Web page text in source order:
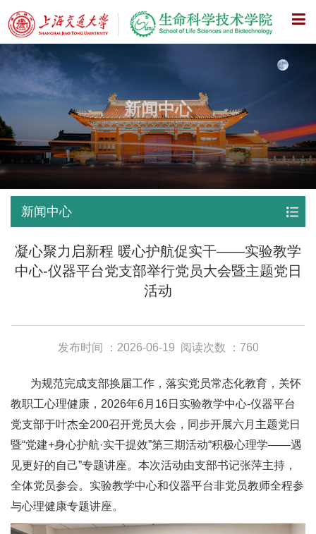
X
新闻中心
新闻中心
凝心聚力启新程 暖心护航促实干——实验教学
中心-仪器平台党支部举行党员大会暨主题党日
活动
发布时间 ：2026-06-19 阅读次数 ：760
为规范完成支部换届工作，落实党员常态化教育，关怀
教职工心理健康，2026年6月16日实验教学中心-仪器平台
党支部于叶杰全200召开党员大会，同步开展六月主题党日
暨“党建+身心护航·实干提效”第三期活动“积极心理学——遇
见更好的自己”专题讲座。本次活动由支部书记张萍主持，
全体党员参会。实验教学中心和仪器平台非党员教师全程参
与心理健康专题讲座。